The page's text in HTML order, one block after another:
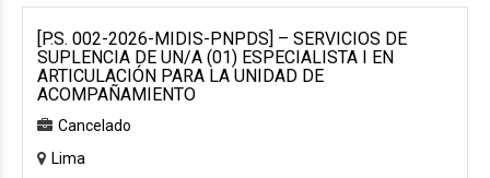
[P.S. 002-2026-MIDIS-PNPDS] – SERVICIOS DE
SUPLENCIA DE UN/A (01) ESPECIALISTA I EN
ARTICULACIÓN PARA LA UNIDAD DE
ACOMPAÑAMIENTO
Cancelado
Lima